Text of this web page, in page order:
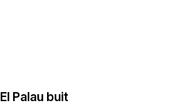
El Palau buit